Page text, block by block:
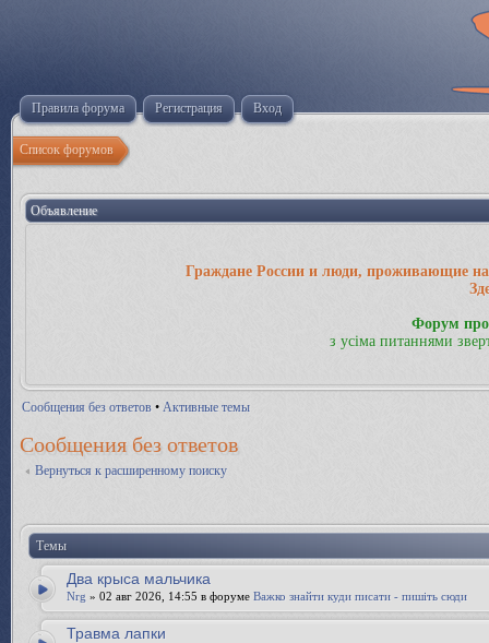
Правила форума Регистрация Вход
Список форумов
Объявление
Граждане России и люди, проживающие на
Форум
з усіма питаннями
Сообщения без ответов • Активные темы
Сообщения без ответов
Вернуться к расширенному поиску
Темы
Два крыса мальчика
Nrg » 02 авг 2026, 14:55 в форуме Важко знайти куди писати - пишіть сюди
Травма лапки